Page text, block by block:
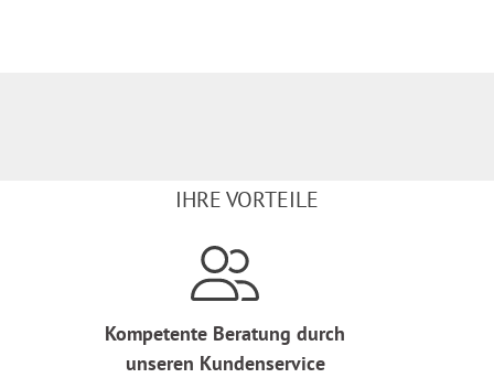
IHRE VORTEILE
Kompetente Beratung durch
unseren Kundenservice